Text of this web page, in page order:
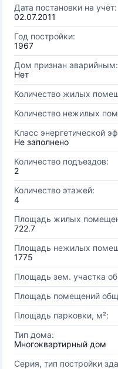
Дата постановки на учёт:
02.07.2011
Год постройки:
1967
Дом признан аварийным:
Нет
Количество жилых
Количество нежилых
Класс энергетической
Не заполнено
Количество подъездов:
2
Количество этажей:
4
Площадь жилых
722.7
Площадь нежилых
1775
Площадь зем. участка
Площадь помещений
Площадь парковки, м²:
Тип дома:
Многоквартирный дом
Серия, тип постройки